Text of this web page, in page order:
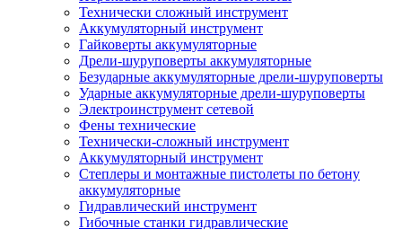
Технически сложный инструмент
Аккумуляторный инструмент
Гайковерты аккумуляторные
Дрели-шуруповерты аккумуляторные
Безударные аккумуляторные дрели-шуруповерты
Ударные аккумуляторные дрели-шуруповерты
Электроинструмент сетевой
Фены технические
Технически-сложный инструмент
Аккумуляторный инструмент
Степлеры и монтажные пистолеты по бетону
аккумуляторные
Гидравлический инструмент
Гибочные станки гидравлические